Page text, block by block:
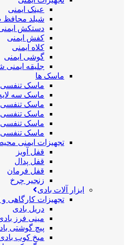
عینک ایمنی
شیلد
دستکش
کفش ایمنی
کلاه ایمنی
گوشی ایمنی
جلیقه ایمنی
ماسک ها
ماسک تنفسی
ماسک سه
ماسک تنفسی FFP2
ماسک تنفسی FFP3
ماسک تنفسی N95
ماسک تنفسی N99
تجهیزات ایمنی
قفل آویز
قفل پدال
قفل فرمان
زنجیر چرخ
ابزار آلات بادی
تجهیزات کارگاهی و
دریل بادی
مینی فرز
پیچ گوشتی
میخ کوب